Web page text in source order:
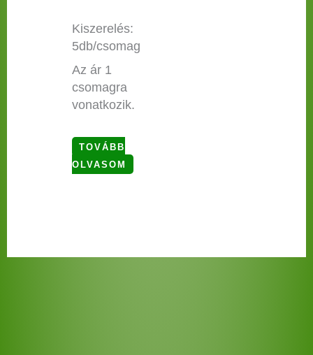
Kiszerelés:
5db/csomag
Az ár 1
csomagra
vonatkozik.
TOVÁBB
OLVASOM